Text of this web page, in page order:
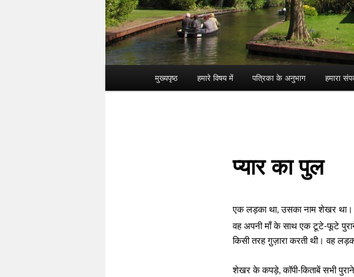
Skip to primary content
Skip to secondary content
मुख्यपृष्ठ हमारे विषय में पत्रिका के अनुभाग हमारा
प्यार का पुल
एक लड़का था,उसका नाम शेखर था।
वह अपनी माँ के साथ एक टूटे-फूटे
किसी तरह गु़ज़ारा करती थी। वह
शेखर के कपड़े,कॉपी-किताबें सभी